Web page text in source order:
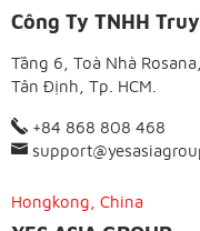
Công Ty TNHH
Tầng 6, Toà Nhà
Tân Định, Tp. HCM.
+84 868 808 468
Hongkong, China